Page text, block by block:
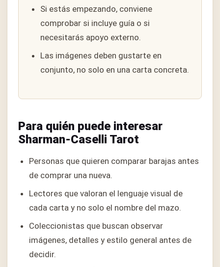
Si estás empezando, conviene
comprobar si incluye guía o si
necesitarás apoyo externo.
Las imágenes deben gustarte en
conjunto, no solo en una carta concreta.
Para quién puede interesar
Sharman-Caselli Tarot
Personas que quieren comparar barajas antes
de comprar una nueva.
Lectores que valoran el lenguaje visual de
cada carta y no solo el nombre del mazo.
Coleccionistas que buscan observar
imágenes, detalles y estilo general antes de
decidir.